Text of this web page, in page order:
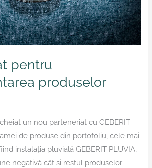
pentru
produselor
un nou parteneriat cu GEBERIT
de produse din portofoliu, cele mai
instalația pluvială GEBERIT PLUVIA,
negativă cât și restul produselor